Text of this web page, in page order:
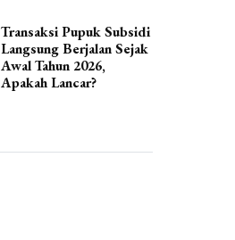
Transaksi Pupuk Subsidi
Langsung Berjalan Sejak
Awal Tahun 2026,
Apakah Lancar?